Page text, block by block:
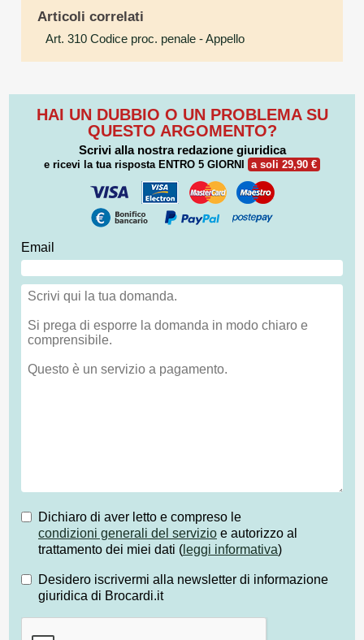
Articoli correlati
Art. 310 Codice proc. penale - Appello
HAI UN DUBBIO O UN PROBLEMA SU
QUESTO ARGOMENTO?
Scrivi alla nostra redazione giuridica
e ricevi la tua risposta ENTRO 5 GIORNI a soli 29,90 €
Email
Dichiaro di aver letto e compreso le
condizioni generali del servizio e autorizzo al
trattamento dei miei dati ( leggi informativa)
Desidero iscrivermi alla newsletter di informazione
giuridica di Brocardi.it